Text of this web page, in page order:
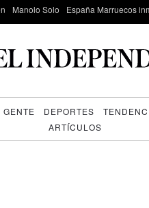
Manolo Solo España Marruecos
GENTE DEPORTES
ARTÍCULOS